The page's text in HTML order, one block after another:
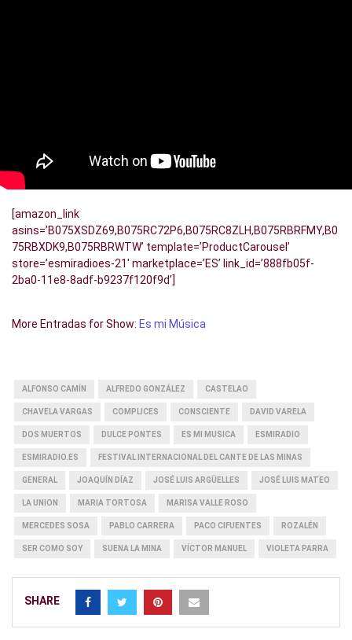
[amazon_link
asins=’B075XSDZ69,B075RC72P6,B075RC8ZLH,B075RBRFMY,B0
75RBXDK9,B075RBRWTW’ template=’ProductCarousel’
store=’esmiradioes-21′ marketplace=’ES’ link_id=’888fb05f-
2ba0-11e8-8adf-b9237f120f9d’]
More Entradas for Show: Es mi Música
ALFONSO CAMÍN ALFREDO GONZÁLEZ CASTELAO
CHAVELA VARGAS COMPLICES CONSCIENTE DAVID VARELA
DOS MUERTOS DULCE PONTES ES MI MUSICA ESMIRADIO
ESMIRADIO.ES FESTIVAL INTERNACIONAL DEL CANTE DE LAS MINAS
GENERAL JOAQUÍN DÍAZ JOSÉ LUIS ARGÜELLES JOSÉ LUIS MATEO
LA UNION MARIA TORTOSA MARISA VALLE ROSO
MERCEDES SOSA PABLO CARRERA PACO CIFUENTES ROZALÉN
SER COMO SOY SUENA LA MINA VÍCTOR MANUEL VIOLETA PARRA
SHARE